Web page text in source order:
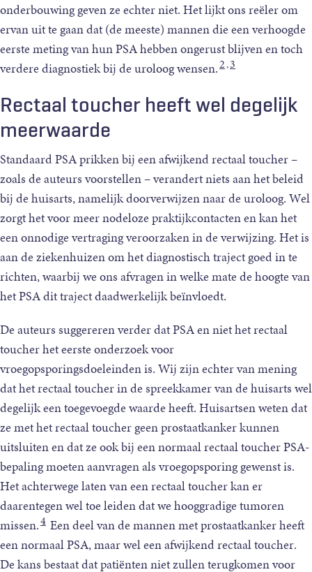
meerwaarde
heeft.
Foto:
Shutterstock
onderbouwing geven ze echter niet. Het lijkt ons reëler om
ervan uit te gaan dat (de meeste) mannen die een verhoogde
eerste meting van hun PSA hebben ongerust blijven en toch
verdere diagnostiek bij de uroloog wensen.2,3
Rectaal toucher heeft wel degelijk
meerwaarde
Standaard PSA prikken bij een afwijkend rectaal toucher –
zoals de auteurs voorstellen – verandert niets aan het beleid
bij de huisarts, namelijk doorverwijzen naar de uroloog. Wel
zorgt het voor meer nodeloze praktijkcontacten en kan het
een onnodige vertraging veroorzaken in de verwijzing. Het is
aan de ziekenhuizen om het diagnostisch traject goed in te
richten, waarbij we ons afvragen in welke mate de hoogte van
het PSA dit traject daadwerkelijk beïnvloedt.
De auteurs suggereren verder dat PSA en niet het rectaal
toucher het eerste onderzoek voor
vroegopsporingsdoeleinden is. Wij zijn echter van mening
dat het rectaal toucher in de spreekkamer van de huisarts wel
degelijk een toegevoegde waarde heeft. Huisartsen weten dat
ze met het rectaal toucher geen prostaatkanker kunnen
uitsluiten en dat ze ook bij een normaal rectaal toucher PSA-
bepaling moeten aanvragen als vroegopsporing gewenst is.
Het achterwege laten van een rectaal toucher kan er
daarentegen wel toe leiden dat we hooggradige tumoren
missen.4 Een deel van de mannen met prostaatkanker heeft
een normaal PSA, maar wel een afwijkend rectaal toucher.
De kans bestaat dat patiënten niet zullen terugkomen voor